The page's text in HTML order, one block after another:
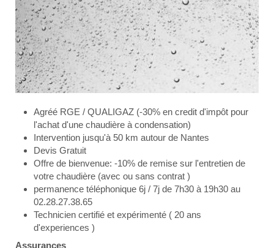
Agréé RGE / QUALIGAZ (-30% en credit d'impôt pour
l'achat d'une chaudière à condensation)
Intervention jusqu'à 50 km autour de Nantes
Devis Gratuit
Offre de bienvenue: -10% de remise sur l'entretien de
votre chaudière (avec ou sans contrat )
permanence téléphonique 6j / 7j de 7h30 à 19h30 au
02.28.27.38.65
Technicien certifié et expérimenté ( 20 ans
d'experiences )
Assurances